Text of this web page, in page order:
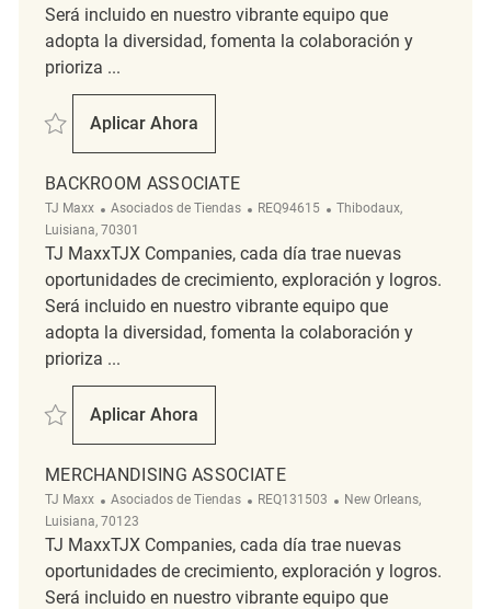
Será incluido en nuestro vibrante equipo que
adopta la diversidad, fomenta la colaboración y
prioriza ...
Salvar Backroom Associate REQ112681
Aplicar Ahora
Backroom Associate
BACKROOM ASSOCIATE
TJ Maxx Categoría
Asociados de Tiendas ReqId
REQ94615 Ubicación
Thibodaux,
Luisiana, 70301
TJ MaxxTJX Companies, cada día trae nuevas
oportunidades de crecimiento, exploración y logros.
Será incluido en nuestro vibrante equipo que
adopta la diversidad, fomenta la colaboración y
prioriza ...
Salvar Backroom Associate REQ94615
Aplicar Ahora
Backroom Associate
MERCHANDISING ASSOCIATE
TJ Maxx Categoría
Asociados de Tiendas ReqId
REQ131503 Ubicación
New Orleans,
Luisiana, 70123
TJ MaxxTJX Companies, cada día trae nuevas
oportunidades de crecimiento, exploración y logros.
Será incluido en nuestro vibrante equipo que